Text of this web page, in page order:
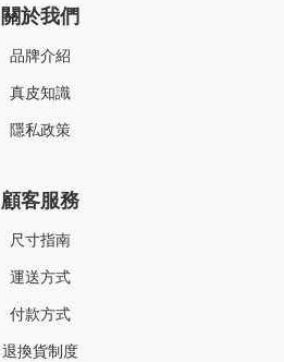
關於我們
品牌介紹
真皮知識
隱私政策
顧客服務
尺寸指南
運送方式
付款方式
退換貨制度